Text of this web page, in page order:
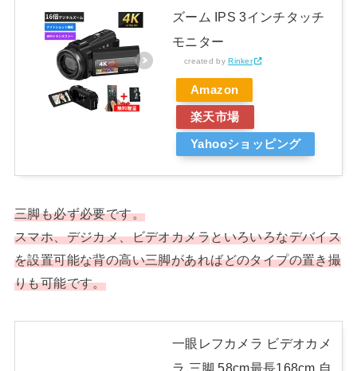
ズーム IPS 3インチタッチ
モニター
created byRinker
Amazon
楽天市場
Yahooショッピング
三脚も必ず必要です。
スマホ、デジカメ、ビデオカメラといろいろなデバイス
を設置可能な背の高い三脚があればどのタイプの置き撮
りも可能です。
一眼レフカメラ ビデオカメ
ラ 三脚 58cm最長168cm 自